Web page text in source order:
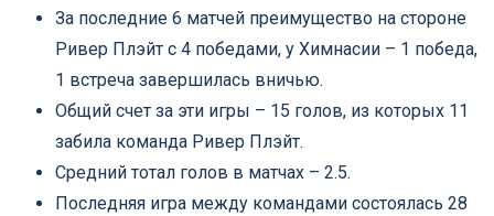
За последние 6 матчей преимущество на стороне
Ривер Плэйт с 4 победами, у Химнасии – 1 победа,
1 встреча завершилась вничью.
Общий счет за эти игры – 15 голов, из которых 11
забила команда Ривер Плэйт.
Средний тотал голов в матчах – 2.5.
Последняя игра между командами состоялась 28